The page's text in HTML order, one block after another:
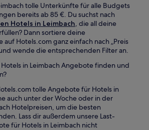
tolle Unterkünfte für alle Budgets
bereits ab 85 €. Du suchst nach
Hotels in Leimbach, die all deine
Dann sortiere deine
auf Hotels.com ganz einfach nach „Preis
wende die entsprechenden Filter an.
in Leimbach Angebote finden und
tolle Angebote für Hotels in
auch unter der Woche oder in der
Hotelpreisen, um die besten
Lass dir außerdem unsere Last-
für Hotels in Leimbach nicht